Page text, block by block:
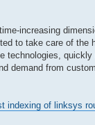
increasing
to take care of the
technologies,
demand from
indexing of linksys